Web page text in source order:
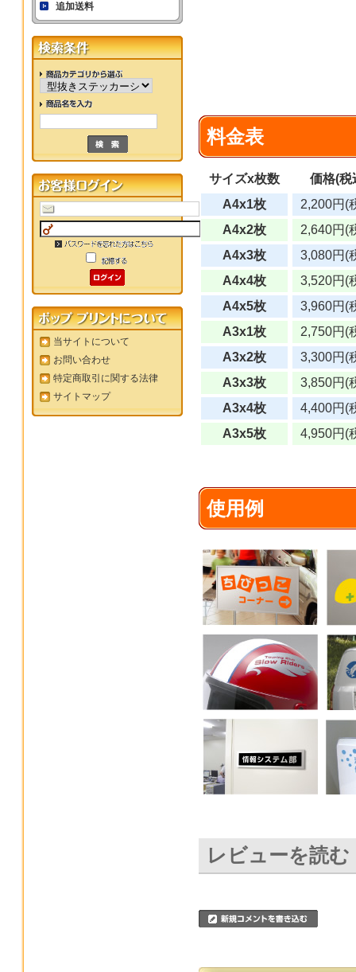
追加送料
当サイトについて
お問い合わせ
特定商取引に関する法律
サイトマップ
料金表
サイズx枚数
A4x1枚
A4x2枚
A4x3枚
A4x4枚
A4x5枚
A3x1枚
A3x2枚
A3x3枚
A3x4枚
A3x5枚
価格(税
2,200円(
2,640円(
3,080円(
3,520円(
3,960円(
2,750円(
3,300円(
3,850円(
4,400円(
4,950円(
使用例
レビューを読む